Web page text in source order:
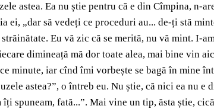
astea. Ea nu știe pentru că e din Cîmpina, n-
ei, „dar să vedeți ce proceduri au... de-ți stă
Eu vă zic că se merită, nu vă mint. I-
dimineață mă dor toate alea, mai bine vin
minute, iar cînd îmi vorbește se bagă în mine
astea?”, o întreb eu. Nu știe, că nici ea nu e
îți spuneam, fată...”. Mai vine un tip, ăsta știe,